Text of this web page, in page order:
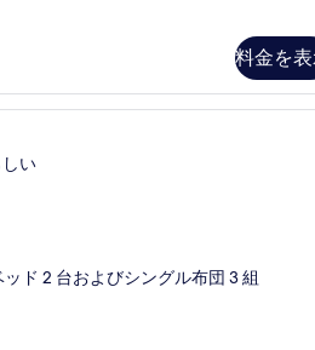
料金を
WiFi (無料) デスク、ノートパソコン用
い
ド 2 台およびシングル布団 3 組